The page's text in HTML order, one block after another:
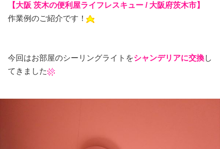
【大阪 茨木の便利屋ライフレスキュー / 大阪府茨木市】
作業例のご紹介です！
今回はお部屋のシーリングライトをシャンデリアに交換し
てきました